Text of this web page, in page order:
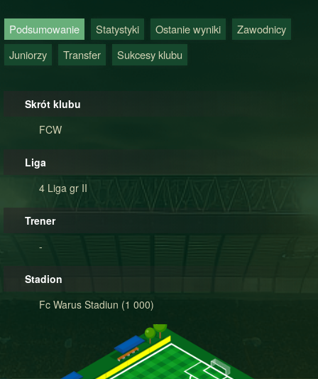
Podsumowanie Statystyki Ostanie wyniki
Zawodnicy
Juniorzy
Transfer Sukcesy klubu
Skrót klubu
FCW
Liga
4 Liga gr II
Trener
-
Stadion
Fc Warus Stadiun (1 000)